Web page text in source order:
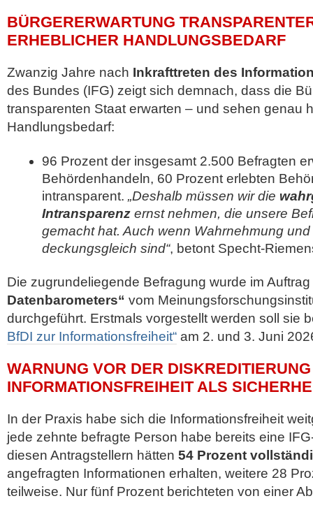
BÜRGERERWARTUNG
ERHEBLICHER HANDLUNGSBEDARF
Zwanzig Jahre nach Inkrafttreten des
des Bundes (IFG) zeigt sich demnach, dass die
transparenten Staat erwarten – und sehen genau
Handlungsbedarf:
96 Prozent der insgesamt 2.500 Befragten
Behördenhandeln, 60 Prozent erlebten
intransparent. „Deshalb müssen wir die
Intransparenz ernst nehmen, die unsere
gemacht hat. Auch wenn Wahrnehmung
deckungsgleich sind“, betont Specht-
Die zugrundeliegende Befragung wurde im
Datenbarometers“ vom
durchgeführt. Erstmals vorgestellt werden soll sie
BfDI zur Informationsfreiheit“ am 2. und 3. Juni
WARNUNG VOR DER
INFORMATIONSFREIHEIT ALS
In der Praxis habe sich die Informationsfreiheit
jede zehnte befragte Person habe bereits eine
diesen Antragstellern hätten 54 Prozent
angefragten Informationen erhalten, weitere 28
teilweise. Nur fünf Prozent berichteten von einer